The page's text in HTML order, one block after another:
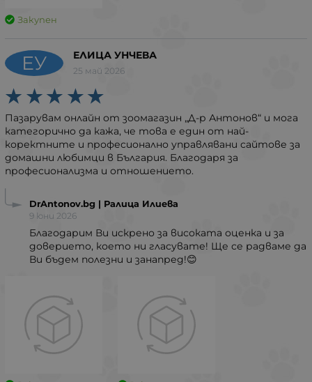
Закупен
ЕУ ЕЛИЦА УНЧЕВА
25 май 2026
Пазарувам онлайн от зоомагазин „Д-р Антонов“ и мога
категорично да кажа, че това е един от най-
коректните и професионално управлявани сайтове за
домашни любимци в България. Благодаря за
професионализма и отношението.
DrAntonov.bg | Ралица Илиева
9 юни 2026
Благодарим Ви искрено за високата оценка и за
доверието, което ни гласувате! Ще се радваме да
Ви бъдем полезни и занапред!😊